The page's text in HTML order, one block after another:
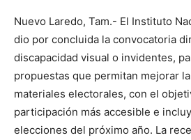
Nuevo Laredo, Tam.- El Instituto
dio por concluida la convocatoria
discapacidad visual o invidentes,
propuestas que permitan mejorar
materiales electorales, con el
participación más accesible e
elecciones del próximo año. La